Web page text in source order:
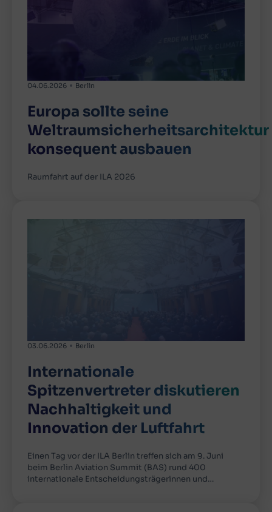
04.06.2026 Berlin
Europa sollte seine
Weltraumsicherheitsarchitektur
konsequent ausbauen
Raumfahrt auf der ILA 2026
03.06.2026 Berlin
Internationale
Spitzenvertreter diskutieren
Nachhaltigkeit und
Innovation der Luftfahrt
Einen Tag vor der ILA Berlin treffen sich am 9. Juni
beim Berlin Aviation Summit (BAS) rund 400
internationale Entscheidungsträgerinnen und…